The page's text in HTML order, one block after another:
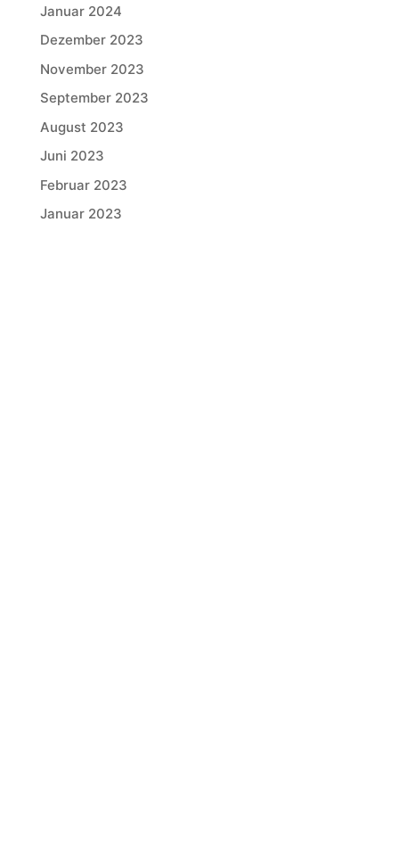
Januar 2024
Dezember 2023
November 2023
September 2023
August 2023
Juni 2023
Februar 2023
Januar 2023